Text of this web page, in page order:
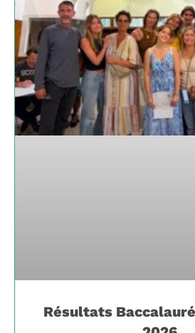
Résultats